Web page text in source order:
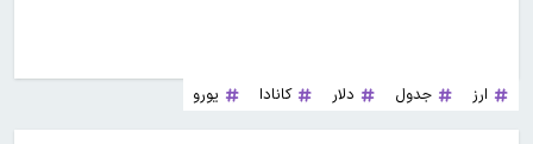
ارز جدول دلار کانادا یورو